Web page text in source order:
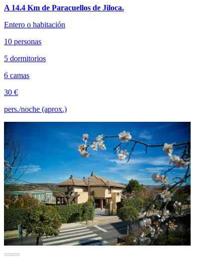
A 14.4 Km de Paracuellos de Jiloca.
Entero o habitación
10 personas
5 dormitorios
6 camas
30 €
pers./noche (aprox.)